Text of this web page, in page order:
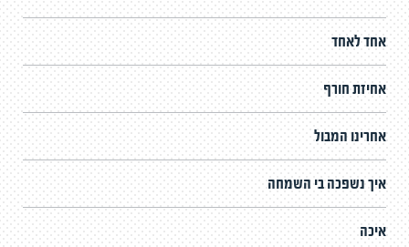
אחד לאחד
אחיזת חורף
אחרינו המבול
איך נשפכה בי השמחה
איכה